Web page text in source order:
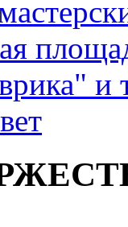
и